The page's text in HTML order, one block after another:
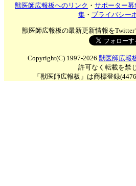
獣医師広報板へのリンク ・サポーター募
集・ プライバシー
獣医師広報板の最新更新情報をTwitter
Copyright(C) 1997-2026 獣医師広報
許可なく転載を禁
「獣医師広報板」は商標登録